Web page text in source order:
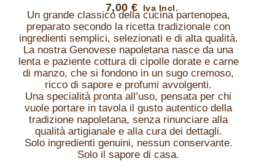
7,00€
Un grande classico della cucina partenopea,
preparato secondo la ricetta tradizionale con
ingredienti semplici, selezionati e di alta qualità.
La nostra Genovese napoletana nasce da una
lenta e paziente cottura di cipolle dorate e carne
di manzo, che si fondono in un sugo cremoso,
ricco di sapore e profumi avvolgenti.
Una specialità pronta all’uso, pensata per chi
vuole portare in tavola il gusto autentico della
tradizione napoletana, senza rinunciare alla
qualità artigianale e alla cura dei dettagli.
Solo ingredienti genuini, nessun conservante.
Solo il sapore di casa.